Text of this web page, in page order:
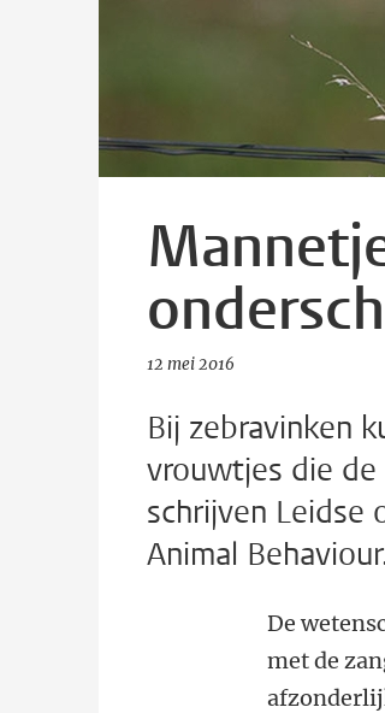
12 mei 2016
Bij zebravinken
vrouwtjes die
schrijven Leidse
Animal
De
met de